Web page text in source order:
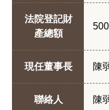
法院登記財
產總額
現任董事長 陳
聯絡人 陳